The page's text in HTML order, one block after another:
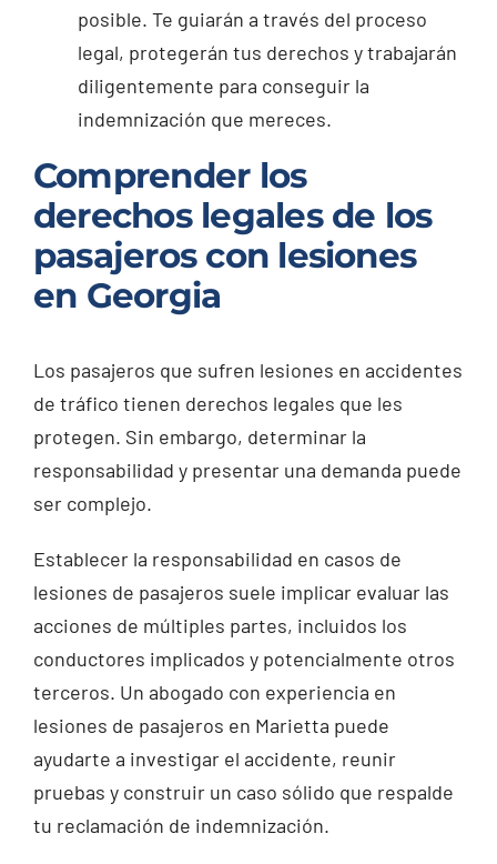
posible. Te guiarán a través del proceso
legal, protegerán tus derechos y trabajarán
diligentemente para conseguir la
indemnización que mereces.
Comprender los
derechos legales de los
pasajeros con lesiones
en Georgia
Los pasajeros que sufren lesiones en accidentes
de tráfico tienen derechos legales que les
protegen. Sin embargo, determinar la
responsabilidad y presentar una demanda puede
ser complejo.
Establecer la responsabilidad en casos de
lesiones de pasajeros suele implicar evaluar las
acciones de múltiples partes, incluidos los
conductores implicados y potencialmente otros
terceros. Un abogado con experiencia en
lesiones de pasajeros en Marietta puede
ayudarte a investigar el accidente, reunir
pruebas y construir un caso sólido que respalde
tu reclamación de indemnización.